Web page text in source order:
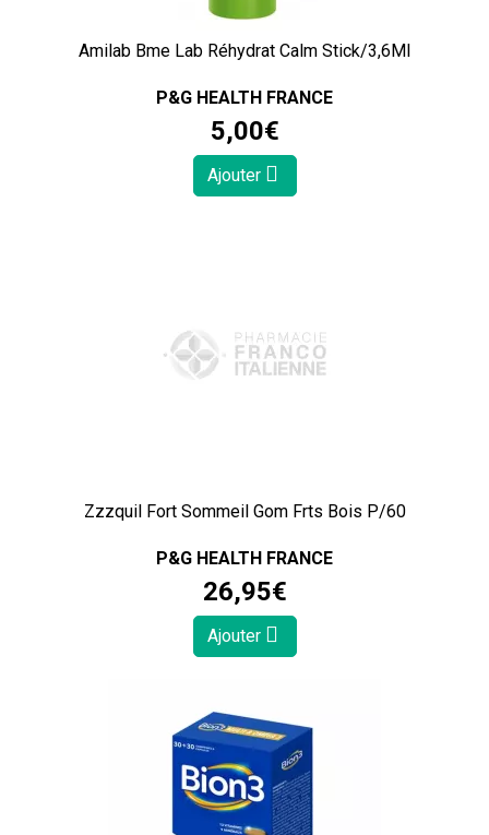
Amilab Bme Lab Réhydrat Calm Stick/3,6Ml
P&G HEALTH FRANCE
5,00€
Ajouter
Zzzquil Fort Sommeil Gom Frts Bois P/60
P&G HEALTH FRANCE
26,95€
Ajouter